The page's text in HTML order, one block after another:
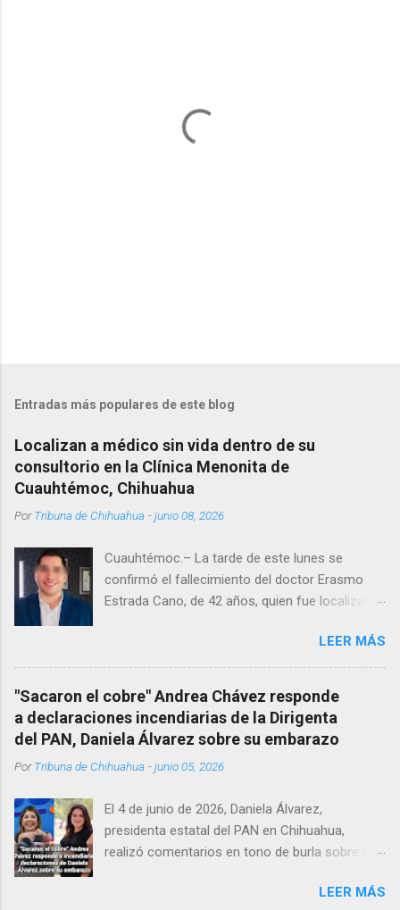
Entradas más populares de este blog
Localizan a médico sin vida dentro de su
consultorio en la Clínica Menonita de
Cuauhtémoc, Chihuahua
PorTribuna de Chihuahua -junio 08, 2026
Cuauhtémoc.– La tarde de este lunes se
confirmó el fallecimiento del doctor Erasmo
Estrada Cano, de 42 años, quien fue localizado
Menonita, ubicada en el kilómetro 10 del
Corredor Comercial. Según reportes el médico
se habría quitado la vida mientras permanecía
encerrado en el consultorio, por lo que
autoridades tuvieron que derribar la puerta,
Estrada, quien se desempeñó como presidente
un médico reconocido en la región.
LEER MÁS
"Sacaron el cobre" Andrea Chávez responde
a declaraciones incendiarias de la Dirigenta
del PAN, Daniela Álvarez sobre su embarazo
PorTribuna de Chihuahua -junio 05, 2026
El 4 de junio de 2026, Daniela Álvarez,
presidenta estatal del PAN en Chihuahua,
realizó comentarios en tono de burla sobre el
Chávez. “acuérdense que su bebé está porLEER MÁS